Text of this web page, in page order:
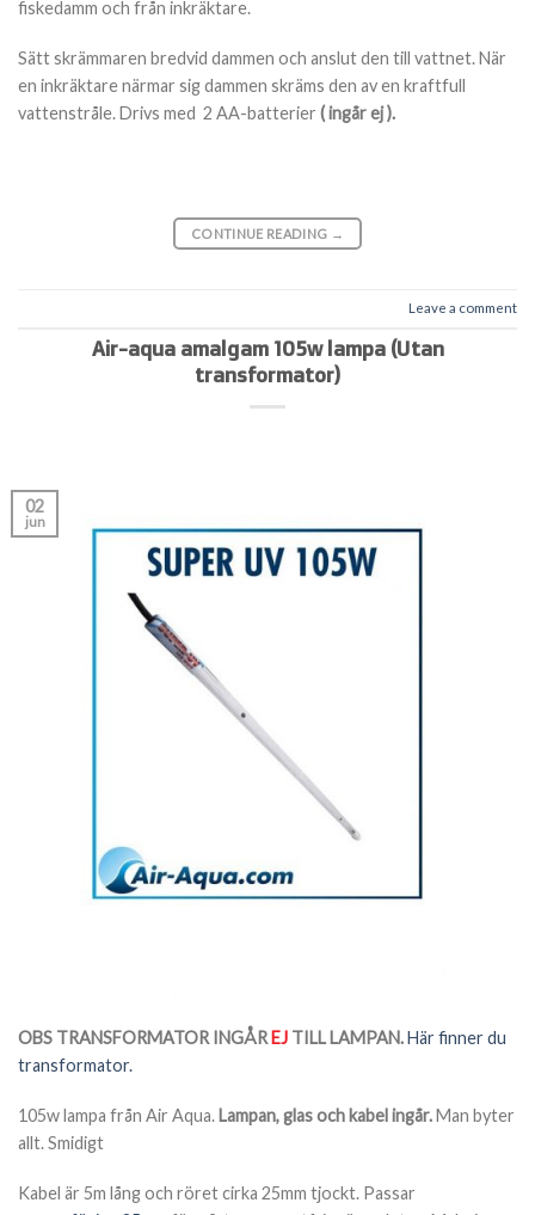
fiskedamm och från inkräktare.
Sätt skrämmaren bredvid dammen och anslut den till vattnet. När
en inkräktare närmar sig dammen skräms den av en kraftfull
vattenstråle. Drivs med 2 AA-batterier ( ingår ej ).
CONTINUE READING →
Leave a comment
Air-aqua amalgam 105w lampa (Utan
transformator)
02
jun
OBS TRANSFORMATOR INGÅR EJ TILL LAMPAN.Här finner du
transformator.
105w lampa från Air Aqua. Lampan, glas och kabel ingår.Man byter
allt. Smidigt
Kabel är 5m lång och röret cirka 25mm tjockt. Passar